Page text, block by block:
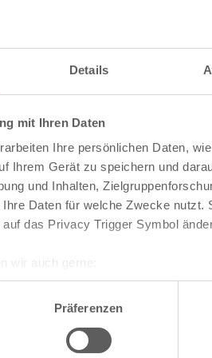
Details
mit Ihren Daten
Ihre persönlichen Daten,
Ihrem Gerät zu speichern und
und Inhalten,
Daten für welche Zwecke
das Privacy Trigger Symbol
geografische Lage erfassen,
Scannen nach bestimmten
Ihre persönlichen Daten
Präferenzen
Darstellung des RVR-
mit vielen weiteren